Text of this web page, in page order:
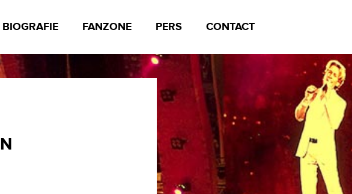
BIOGRAFIE FANZONE PERS CONTACT